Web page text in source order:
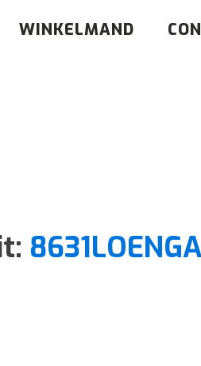
WINKELMAND
8631LOENGA